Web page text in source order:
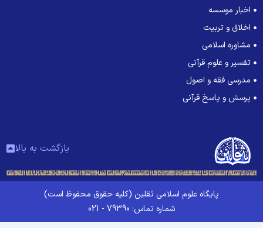
اخبار موسسه
اخلاق و تربیت
مشاوره اسلامی
تفسیر و علوم قرآنی
مدرسی فقه و اصول
پرسش و پاسخ قرآنی
بازگشت به بالا
پایگاه علوم اسلامی ثقلین (کلیه حقوق محفوظ است)
شماره تماس: 79390 - 021